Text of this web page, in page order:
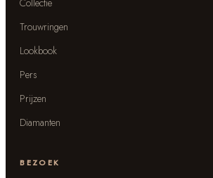
Trouwringen
Lookbook
Pers
Prijzen
Diamanten
BEZOEK